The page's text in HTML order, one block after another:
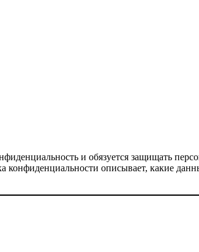
и обязуется защищать
конфиденциальности описывает, какие